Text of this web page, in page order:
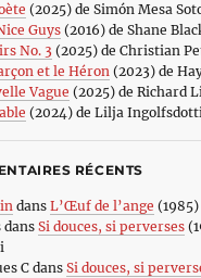
(2025) de Simón Mesa
Guys(2016) de Shane
No. 3 (2025) de Christian
et le Héron(2023) de
Vague (2025) de Richard
(2024) de Lilja
RÉCENTS
dans L’Œuf de l’ange
dans Si douces, si perverses
Cdans Si douces, si